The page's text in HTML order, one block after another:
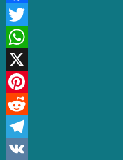
Facebook
Twitter
WhatsApp
X
Pinterest
Reddit
Telegram